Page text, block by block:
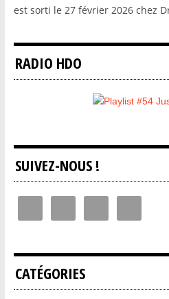
est sorti le 27 février 2026 chez
RADIO HDO
SUIVEZ-NOUS !
CATÉGORIES